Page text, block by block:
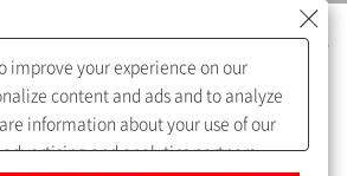
improve your experience on our
content and ads and to analyze
information about your use of our
and analytics partners,